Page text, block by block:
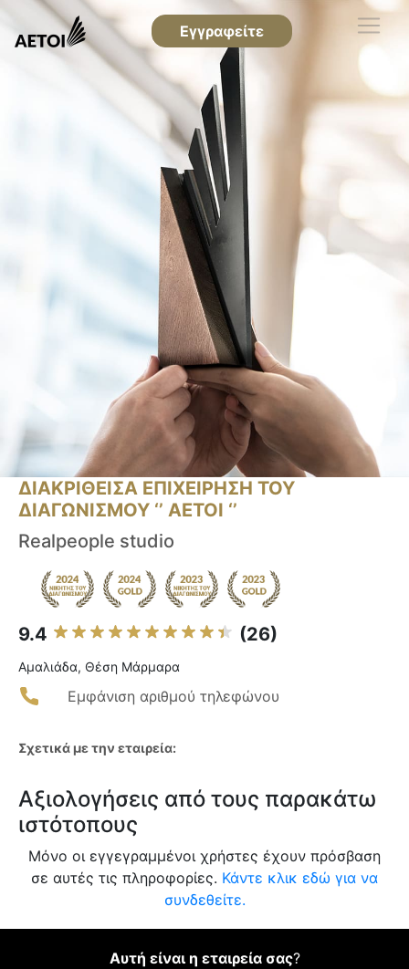
Εγγραφείτε
ΔΙΑΚΡΙΘΕΙΣΑ ΕΠΙΧΕΙΡΗΣΗ ΤΟΥ
ΔΙΑΓΩΝΙΣΜΟΥ ‘’ ΑΕΤΟΙ ‘’
Realpeople studio
9.4 (26)
Αμαλιάδα, Θέση Μάρμαρα
Εμφάνιση αριθμού τηλεφώνου
Σχετικά με την εταιρεία:
Αξιολογήσεις από τους παρακάτω
ιστότοπους
Μόνο οι εγγεγραμμένοι χρήστες έχουν πρόσβαση
σε αυτές τις πληροφορίες. Κάντε κλικ εδώ για να
συνδεθείτε.
Αυτή είναι η εταιρεία σας?